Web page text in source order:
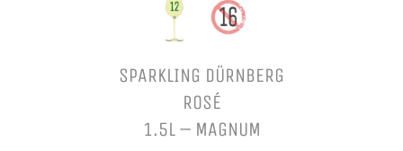
SPARKLING DÜRNBERG
ROSÉ
1.5L – MAGNUM